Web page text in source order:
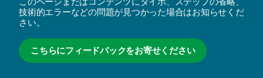
技術的エラーなどの問題が見つかった場合はお知らせくだ
さい。
こちらにフィードバックをお寄せください